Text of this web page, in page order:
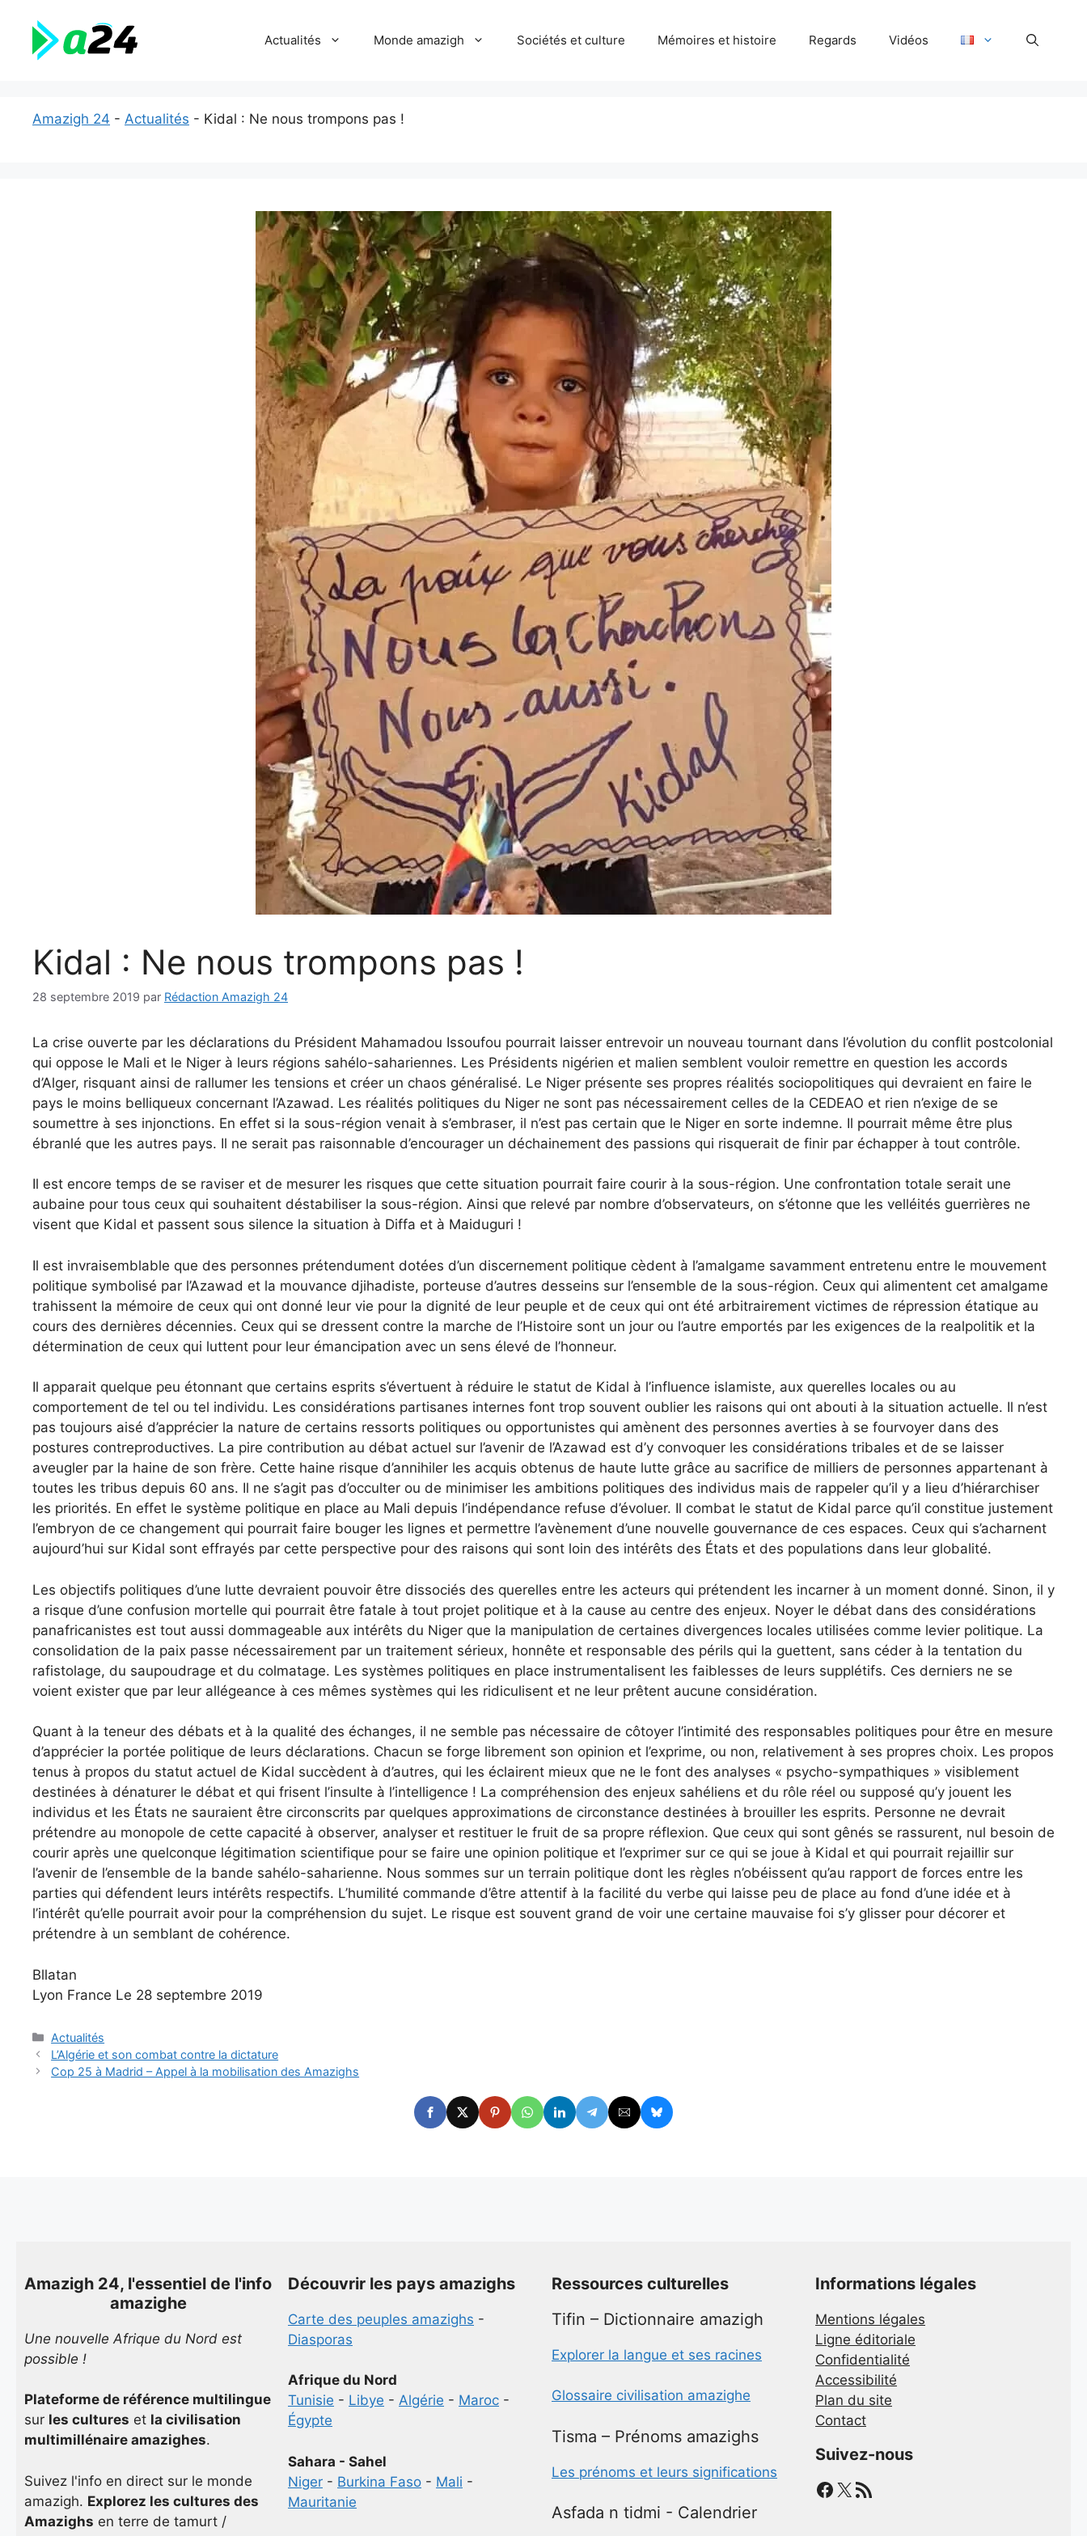
contenu
Actualités Monde amazigh Sociétés et culture Mémoires et histoire Regards Vidéos
Amazigh 24 - Actualités - Kidal : Ne nous trompons pas !
Kidal : Ne nous trompons pas !
28 septembre 2019 par Rédaction Amazigh 24
La crise ouverte par les déclarations du Président Mahamadou Issoufou pourrait laisser entrevoir un nouveau tournant dans l’évolution du conflit postcolonial
qui oppose le Mali et le Niger à leurs régions sahélo-sahariennes. Les Présidents nigérien et malien semblent vouloir remettre en question les accords
d’Alger, risquant ainsi de rallumer les tensions et créer un chaos généralisé. Le Niger présente ses propres réalités sociopolitiques qui devraient en faire le
pays le moins belliqueux concernant l’Azawad. Les réalités politiques du Niger ne sont pas nécessairement celles de la CEDEAO et rien n’exige de se
soumettre à ses injonctions. En effet si la sous-région venait à s’embraser, il n’est pas certain que le Niger en sorte indemne. Il pourrait même être plus
ébranlé que les autres pays. Il ne serait pas raisonnable d’encourager un déchainement des passions qui risquerait de finir par échapper à tout contrôle.
Il est encore temps de se raviser et de mesurer les risques que cette situation pourrait faire courir à la sous-région. Une confrontation totale serait une
aubaine pour tous ceux qui souhaitent déstabiliser la sous-région. Ainsi que relevé par nombre d’observateurs, on s’étonne que les velléités guerrières ne
visent que Kidal et passent sous silence la situation à Diffa et à Maiduguri !
Il est invraisemblable que des personnes prétendument dotées d’un discernement politique cèdent à l’amalgame savamment entretenu entre le mouvement
politique symbolisé par l’Azawad et la mouvance djihadiste, porteuse d’autres desseins sur l’ensemble de la sous-région. Ceux qui alimentent cet amalgame
trahissent la mémoire de ceux qui ont donné leur vie pour la dignité de leur peuple et de ceux qui ont été arbitrairement victimes de répression étatique au
cours des dernières décennies. Ceux qui se dressent contre la marche de l’Histoire sont un jour ou l’autre emportés par les exigences de la realpolitik et la
détermination de ceux qui luttent pour leur émancipation avec un sens élevé de l’honneur.
Il apparait quelque peu étonnant que certains esprits s’évertuent à réduire le statut de Kidal à l’influence islamiste, aux querelles locales ou au
comportement de tel ou tel individu. Les considérations partisanes internes font trop souvent oublier les raisons qui ont abouti à la situation actuelle. Il n’est
pas toujours aisé d’apprécier la nature de certains ressorts politiques ou opportunistes qui amènent des personnes averties à se fourvoyer dans des
postures contreproductives. La pire contribution au débat actuel sur l’avenir de l’Azawad est d’y convoquer les considérations tribales et de se laisser
aveugler par la haine de son frère. Cette haine risque d’annihiler les acquis obtenus de haute lutte grâce au sacrifice de milliers de personnes appartenant à
toutes les tribus depuis 60 ans. Il ne s’agit pas d’occulter ou de minimiser les ambitions politiques des individus mais de rappeler qu’il y a lieu d’hiérarchiser
les priorités. En effet le système politique en place au Mali depuis l’indépendance refuse d’évoluer. Il combat le statut de Kidal parce qu’il constitue justement
l’embryon de ce changement qui pourrait faire bouger les lignes et permettre l’avènement d’une nouvelle gouvernance de ces espaces. Ceux qui s’acharnent
aujourd’hui sur Kidal sont effrayés par cette perspective pour des raisons qui sont loin des intérêts des États et des populations dans leur globalité.
Les objectifs politiques d’une lutte devraient pouvoir être dissociés des querelles entre les acteurs qui prétendent les incarner à un moment donné. Sinon, il y
a risque d’une confusion mortelle qui pourrait être fatale à tout projet politique et à la cause au centre des enjeux. Noyer le débat dans des considérations
panafricanistes est tout aussi dommageable aux intérêts du Niger que la manipulation de certaines divergences locales utilisées comme levier politique. La
consolidation de la paix passe nécessairement par un traitement sérieux, honnête et responsable des périls qui la guettent, sans céder à la tentation du
rafistolage, du saupoudrage et du colmatage. Les systèmes politiques en place instrumentalisent les faiblesses de leurs supplétifs. Ces derniers ne se
voient exister que par leur allégeance à ces mêmes systèmes qui les ridiculisent et ne leur prêtent aucune considération.
Quant à la teneur des débats et à la qualité des échanges, il ne semble pas nécessaire de côtoyer l’intimité des responsables politiques pour être en mesure
d’apprécier la portée politique de leurs déclarations. Chacun se forge librement son opinion et l’exprime, ou non, relativement à ses propres choix. Les propos
tenus à propos du statut actuel de Kidal succèdent à d’autres, qui les éclairent mieux que ne le font des analyses « psycho-sympathiques » visiblement
destinées à dénaturer le débat et qui frisent l’insulte à l’intelligence ! La compréhension des enjeux sahéliens et du rôle réel ou supposé qu’y jouent les
individus et les États ne sauraient être circonscrits par quelques approximations de circonstance destinées à brouiller les esprits. Personne ne devrait
prétendre au monopole de cette capacité à observer, analyser et restituer le fruit de sa propre réflexion. Que ceux qui sont gênés se rassurent, nul besoin de
courir après une quelconque légitimation scientifique pour se faire une opinion politique et l’exprimer sur ce qui se joue à Kidal et qui pourrait rejaillir sur
l’avenir de l’ensemble de la bande sahélo-saharienne. Nous sommes sur un terrain politique dont les règles n’obéissent qu’au rapport de forces entre les
parties qui défendent leurs intérêts respectifs. L’humilité commande d’être attentif à la facilité du verbe qui laisse peu de place au fond d’une idée et à
l’intérêt qu’elle pourrait avoir pour la compréhension du sujet. Le risque est souvent grand de voir une certaine mauvaise foi s’y glisser pour décorer et
prétendre à un semblant de cohérence.
Bllatan
Lyon France ​​​​​​​​​Le 28 septembre 2019
Catégories
Actualités
L’Algérie et son combat contre la dictature
Cop 25 à Madrid – Appel à la mobilisation des Amazighs
Amazigh 24, l'essentiel de l'info
amazighe
Une nouvelle Afrique du Nord est
possible !
Plateforme de référence multilingue
sur les cultures et la civilisation
multimillénaire amazighes.
Suivez l'info en direct sur le monde
amazigh. Explorez les cultures des
Amazighs en terre de tamurt /
Découvrir les pays amazighs
Carte des peuples amazighs -
Diasporas
Afrique du Nord
Tunisie - Libye - Algérie - Maroc -
Égypte
Sahara - Sahel
Niger - Burkina Faso - Mali -
Mauritanie
Ressources culturelles
Tifin – Dictionnaire amazigh
Explorer la langue et ses racines
Glossaire civilisation amazighe
Tisma – Prénoms amazighs
Les prénoms et leurs significations
Asfada n tidmi - Calendrier
Informations légales
Mentions légales
Ligne éditoriale
Confidentialité
Accessibilité
Plan du site
Contact
Suivez-nous
Facebook
X Flux RSS